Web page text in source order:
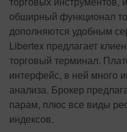
обширный функционал
дополняются удобным
Libertex предлагает
торговый терминал.
интерфейс, в ней много
анализа. Брокер
парам, плюс все виды
индексов.